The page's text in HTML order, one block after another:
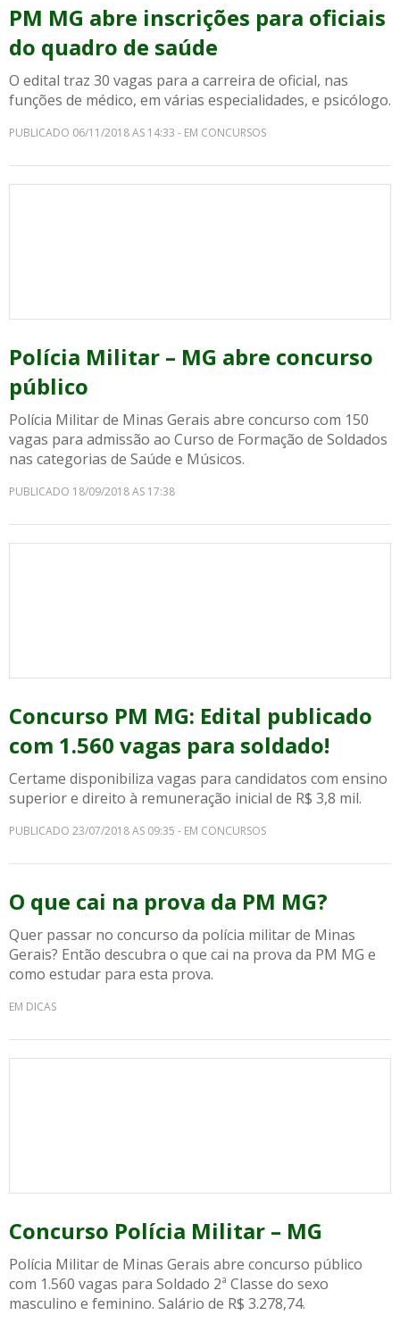
PM MG abre inscrições para oficiais
do quadro de saúde
O edital traz 30 vagas para a carreira de oficial, nas
funções de médico, em várias especialidades, e psicólogo.
PUBLICADO 06/11/2018 AS 14:33 - EM CONCURSOS
Polícia Militar – MG abre concurso
público
Polícia Militar de Minas Gerais abre concurso com 150
vagas para admissão ao Curso de Formação de Soldados
nas categorias de Saúde e Músicos.
PUBLICADO 18/09/2018 AS 17:38
Concurso PM MG: Edital publicado
com 1.560 vagas para soldado!
Certame disponibiliza vagas para candidatos com ensino
superior e direito à remuneração inicial de R$ 3,8 mil.
PUBLICADO 23/07/2018 AS 09:35 - EM CONCURSOS
O que cai na prova da PM MG?
Quer passar no concurso da polícia militar de Minas
Gerais? Então descubra o que cai na prova da PM MG e
como estudar para esta prova.
EM DICAS
Concurso Polícia Militar – MG
Polícia Militar de Minas Gerais abre concurso público
com 1.560 vagas para Soldado 2ª Classe do sexo
masculino e feminino. Salário de R$ 3.278,74.